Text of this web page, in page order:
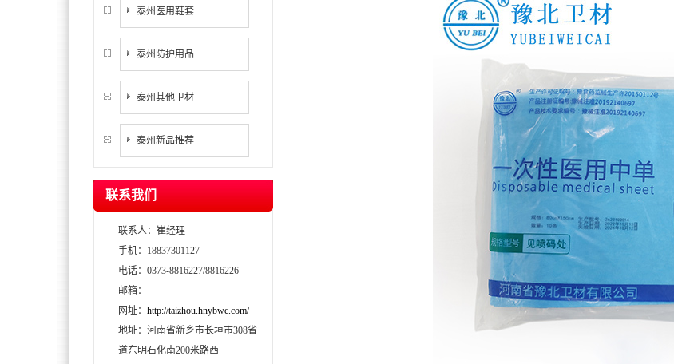
泰州医用鞋套
泰州防护用品
泰州其他卫材
泰州新品推荐
联系我们
联系人：崔经理
手机：18837301127
电话：0373-8816227/8816226
邮箱：
网址： http://taizhou.hnybwc.com/
地址：河南省新乡市长垣市308省
道东明石化南200米路西